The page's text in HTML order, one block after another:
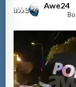
Awe24